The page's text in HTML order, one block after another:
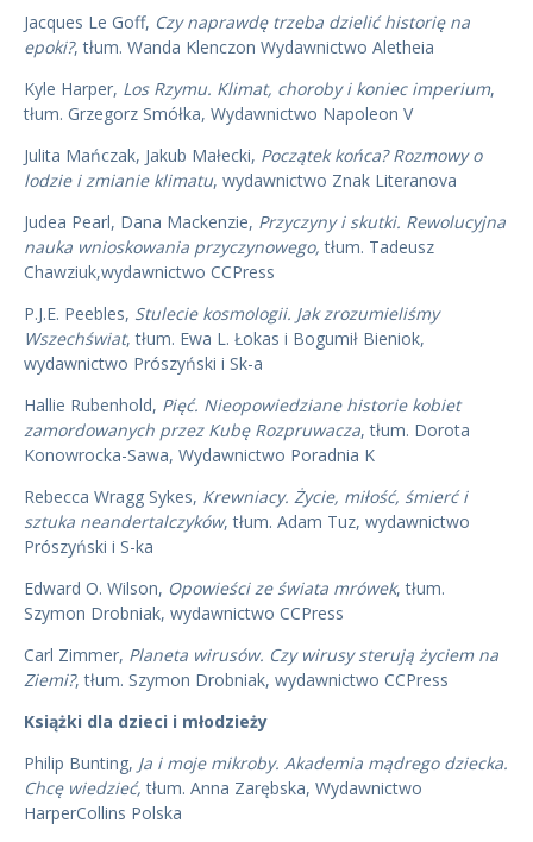
Jacques Le Goff, Czy naprawdę trzeba dzielić historię na
epoki?, tłum. Wanda Klenczon Wydawnictwo Aletheia
Kyle Harper, Los Rzymu. Klimat, choroby i koniec imperium,
tłum. Grzegorz Smółka, Wydawnictwo Napoleon V
Julita Mańczak, Jakub Małecki, Początek końca? Rozmowy o
lodzie i zmianie klimatu, wydawnictwo Znak Literanova
Judea Pearl, Dana Mackenzie, Przyczyny i skutki. Rewolucyjna
nauka wnioskowania przyczynowego,tłum. Tadeusz
Chawziuk,wydawnictwo CCPress
P.J.E. Peebles, Stulecie kosmologii. Jak zrozumieliśmy
Wszechświat, tłum. Ewa L. Łokas i Bogumił Bieniok,
wydawnictwo Prószyński i Sk-a
Hallie Rubenhold, Pięć. Nieopowiedziane historie kobiet
zamordowanych przez Kubę Rozpruwacza, tłum. Dorota
Konowrocka-Sawa, Wydawnictwo Poradnia K
Rebecca Wragg Sykes, Krewniacy. Życie, miłość, śmierć i
sztuka neandertalczyków, tłum. Adam Tuz, wydawnictwo
Prószyński i S-ka
Edward O. Wilson, Opowieści ze świata mrówek, tłum.
Szymon Drobniak, wydawnictwo CCPress
Carl Zimmer, Planeta wirusów. Czy wirusy sterują życiem na
Ziemi?, tłum. Szymon Drobniak, wydawnictwo CCPress
Książki dla dzieci i młodzieży
Philip Bunting, Ja i moje mikroby. Akademia mądrego dziecka.
Chcę wiedzieć, tłum. Anna Zarębska, Wydawnictwo
HarperCollins Polska